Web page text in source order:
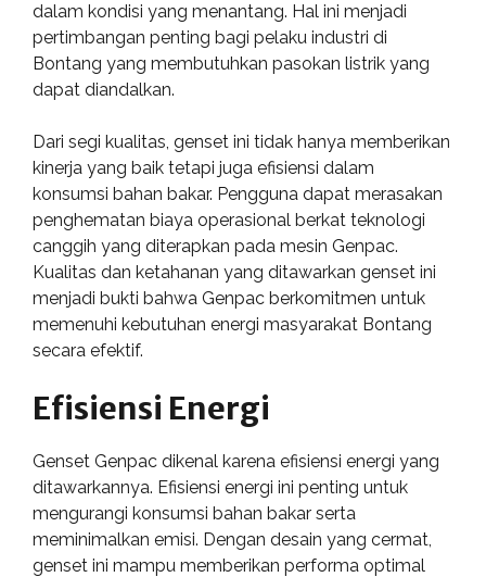
dalam kondisi yang menantang. Hal ini menjadi
pertimbangan penting bagi pelaku industri di
Bontang yang membutuhkan pasokan listrik yang
dapat diandalkan.
Dari segi kualitas, genset ini tidak hanya memberikan
kinerja yang baik tetapi juga efisiensi dalam
konsumsi bahan bakar. Pengguna dapat merasakan
penghematan biaya operasional berkat teknologi
canggih yang diterapkan pada mesin Genpac.
Kualitas dan ketahanan yang ditawarkan genset ini
menjadi bukti bahwa Genpac berkomitmen untuk
memenuhi kebutuhan energi masyarakat Bontang
secara efektif.
Efisiensi Energi
Genset Genpac dikenal karena efisiensi energi yang
ditawarkannya. Efisiensi energi ini penting untuk
mengurangi konsumsi bahan bakar serta
meminimalkan emisi. Dengan desain yang cermat,
genset ini mampu memberikan performa optimal